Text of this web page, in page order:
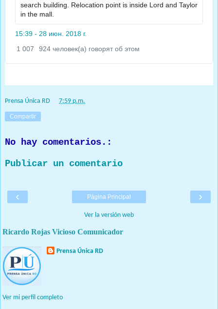
search building. Relocation point is inside Lord and Taylor
in the mall.
15:39 - 28 июн. 2018 г.
1 007
924 человек(а) говорят об этом
И
ф
е
к
Prensa Única RD 7:59 p.m.
Compartir
No hay comentarios.:
Publicar un comentario
‹ ›
Página Principal
Ver la versión web
Ricardo Rojas Vicioso Comunicador
Prensa Única RD
Ver mi perfil completo